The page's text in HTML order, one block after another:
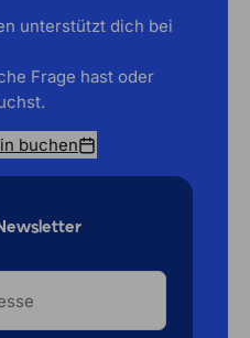
unterstützt dich bei
Frage hast oder
buchen